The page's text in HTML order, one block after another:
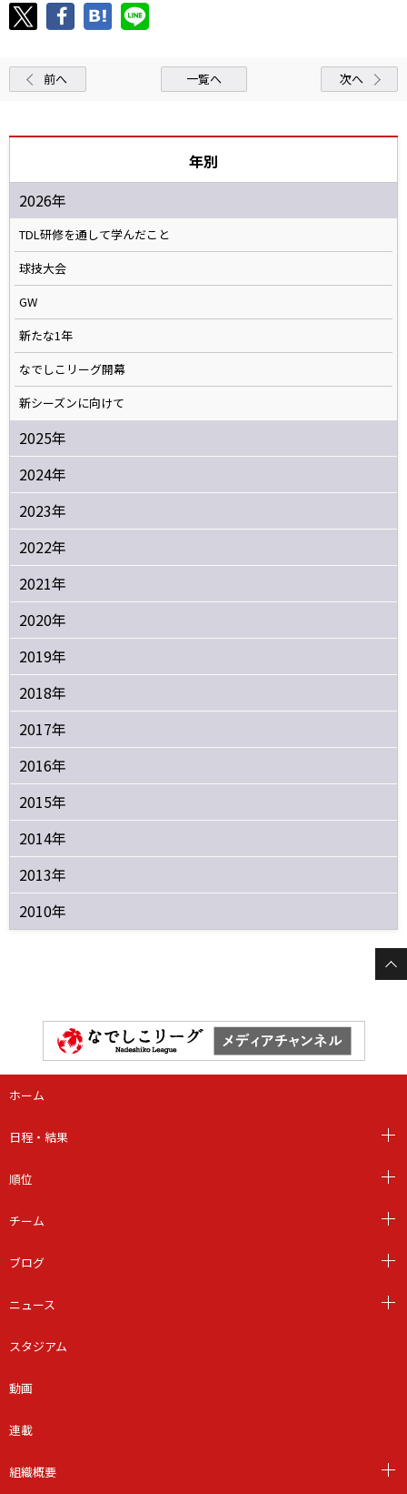
前へ 一覧へ 次へ
年別
2026年
TDL研修を通して学んだこと
球技大会
GW
新たな1年
なでしこリーグ開幕
新シーズンに向けて
2025年
2024年
2023年
2022年
2021年
2020年
2019年
2018年
2017年
2016年
2015年
2014年
2013年
2010年
ホーム
日程・結果
順位
チーム
ブログ
ニュース
スタジアム
動画
連載
組織概要